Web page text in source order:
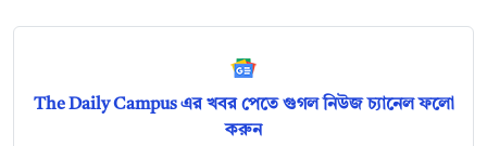
The Daily Campus এর খবর পেতে গুগল নিউজ চ্যানেল ফলো
করুন